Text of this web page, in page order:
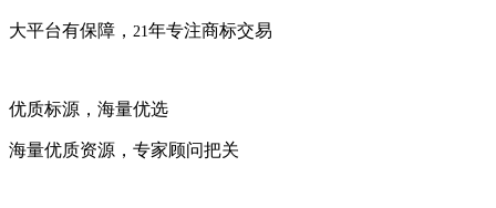
大平台有保障， 21 年专注商标交易
优质标源，海量优选
海量优质资源，专家顾问把关